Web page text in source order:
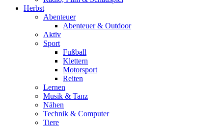
Herbst
Abenteuer
Abenteuer & Outdoor
Aktiv
Sport
Fußball
Klettern
Motorsport
Reiten
Lernen
Musik & Tanz
Nähen
Technik & Computer
Tiere